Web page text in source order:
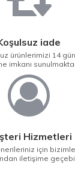
iade
ürünlerimizi 14
imkanı
Hizmetleri
için
iletişime